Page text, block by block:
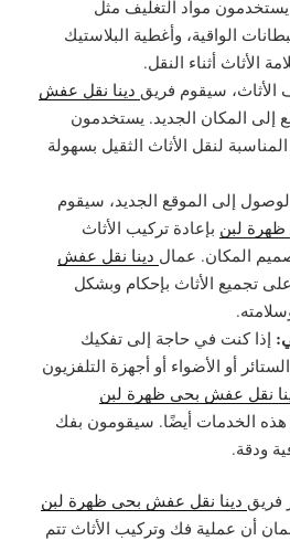
يستخدمون مواد التغليف مثل
الواقية، وأغطية البلاستيك
الأثاث أثناء النقل.
الأثاث، سيقوم فريق دينا نقل عفش
إلى المكان الجديد. يستخدمون
لنقل الأثاث الثقيل بسهولة
إلى الموقع الجديد، سيقوم
لبن بإعادة تركيب الأثاث
المكان. عمال دينا نقل عفش
تجميع الأثاث بإحكام وبشكل
إذا كنت في حاجة إلى تفكيك
أو الأضواء أو أجهزة التلفزيون
نقل عفش بحي ظهرة لبن
هذه الخدمات أيضًا. سيقومون بفك
ودقة.
فريق دينا نقل عفش بحي ظهرة لبن
أن عملية فك وتركيب الأثاث تتم